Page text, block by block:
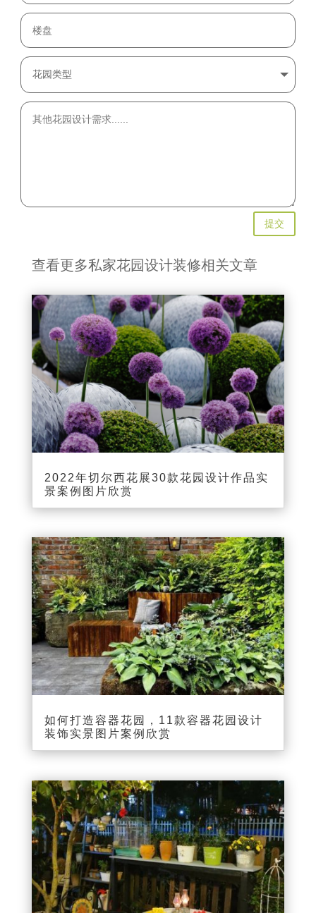
提交
查看更多私家花园设计装修相关文章
2022年切尔西花展30款花园设计作品实
景案例图片欣赏
如何打造容器花园，11款容器花园设计
装饰实景图片案例欣赏